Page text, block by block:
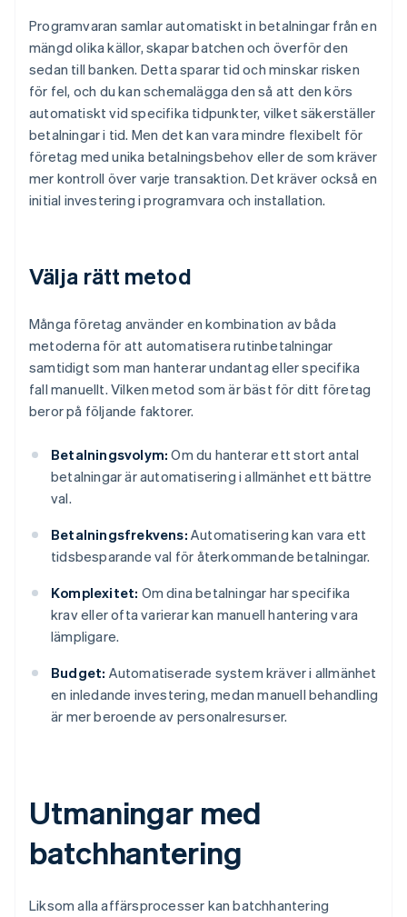
Programvaran samlar automatiskt in betalningar från en
mängd olika källor, skapar batchen och överför den
sedan till banken. Detta sparar tid och minskar risken
för fel, och du kan schemalägga den så att den körs
automatiskt vid specifika tidpunkter, vilket säkerställer
betalningar i tid. Men det kan vara mindre flexibelt för
företag med unika betalningsbehov eller de som kräver
mer kontroll över varje transaktion. Det kräver också en
initial investering i programvara och installation.
Välja rätt metod
Många företag använder en kombination av båda
metoderna för att automatisera rutinbetalningar
samtidigt som man hanterar undantag eller specifika
fall manuellt. Vilken metod som är bäst för ditt företag
beror på följande faktorer.
Betalningsvolym: Om du hanterar ett stort antal
betalningar är automatisering i allmänhet ett bättre
val.
Betalningsfrekvens: Automatisering kan vara ett
tidsbesparande val för återkommande betalningar.
Komplexitet: Om dina betalningar har specifika
krav eller ofta varierar kan manuell hantering vara
lämpligare.
Budget: Automatiserade system kräver i allmänhet
en inledande investering, medan manuell behandling
är mer beroende av personalresurser.
Utmaningar med
batchhantering
Liksom alla affärsprocesser kan batchhantering